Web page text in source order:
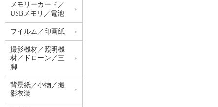
メモリーカード／
USBメモリ／電池
フイルム／印画紙
撮影機材／照明機
材／ドローン／三
脚
背景紙／小物／撮
影衣装